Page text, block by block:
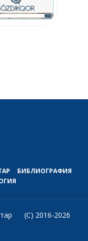
БИБЛИОГРАФИЯ
(C) 2016-2026